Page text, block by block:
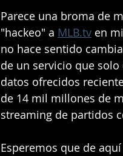
Parece una broma de
"hackeo" a MLB.tv en
no hace sentido
de un servicio que solo
datos ofrecidos
de 14 mil millones de
streaming de partidos
Esperemos que de